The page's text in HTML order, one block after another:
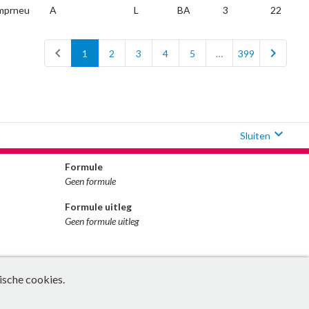
A L BA 3 22
chevron_left 1 2 3 4 5 … 399 chevron_right
Sluiten expand_more
Formule
Geen formule
Formule uitleg
Geen formule uitleg
cookies.